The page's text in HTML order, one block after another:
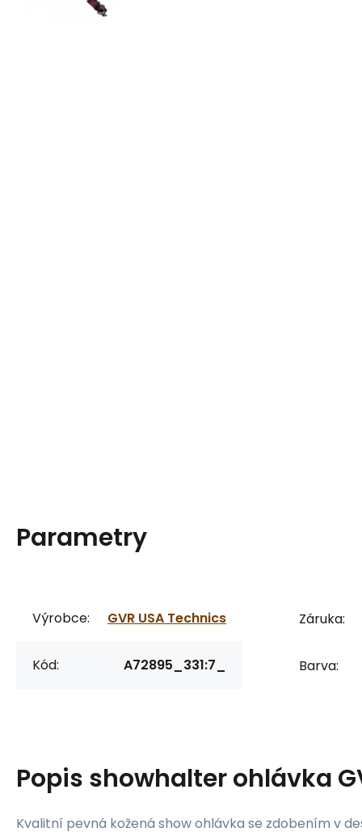
Parametry
Výrobce: GVR USA Technics
Kód: A72895_331:7_
Záruka:
Barva:
Popis showhalter ohlávka
Kvalitní pevná kožená show ohlávka se zdobením v